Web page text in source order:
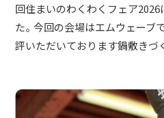
回住まいのわくわくフェア
た。今回の会場はエムウェーブ
評いただいております鍋敷きづ